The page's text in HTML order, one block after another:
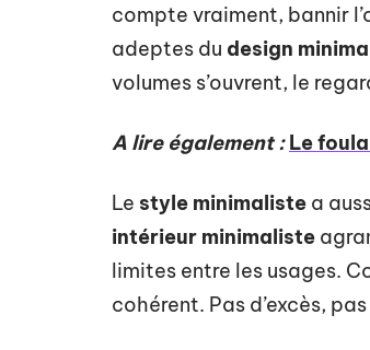
compte vraiment, bannir
adeptes du design
volumes s’ouvrent, le
A lire également : Le
Le style minimaliste a
intérieur minimaliste
limites entre les usages.
cohérent. Pas d’excès,